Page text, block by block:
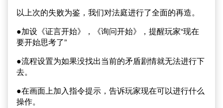
以上次的失败为鉴，我们对法庭进行了全面的再造。
●加设《证言开始》，《询问开始》，提醒玩家“现在
要开始思考了”
●流程设置为如果没找出当前的矛盾剧情就无法进行下
去。
●在画面上加入指令提示，告诉玩家现在可以进行什么
操作。